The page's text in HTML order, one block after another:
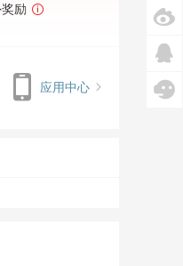
励
应用中心